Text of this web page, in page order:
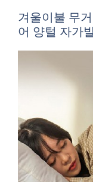
겨울이불 무
어 양털 자가